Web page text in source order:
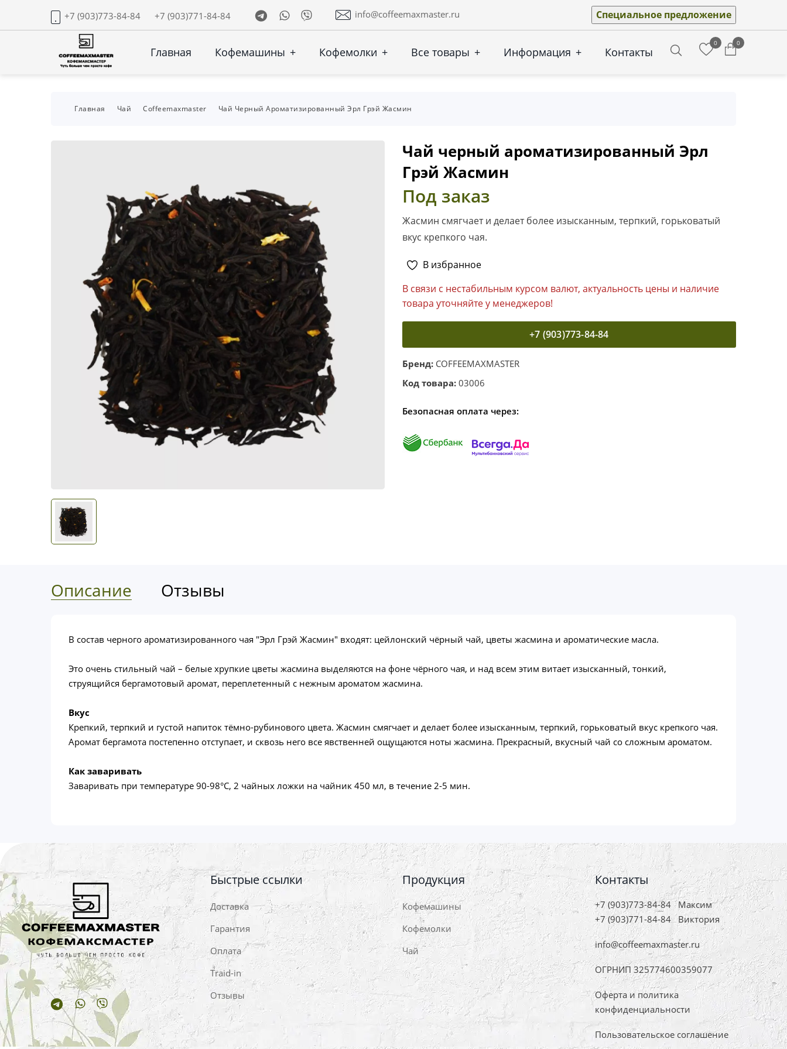
+7 (903)773-84-84 +7 (903)771-84-84 TelegramWhatsapp
Viber info@coffeemaxmaster.ru Специальное предложение
Главная Кофемашины + Кофемолки + Все товары + Информация + Контакты
0 0
Главная Чай Coffeemaxmaster Чай Черный Ароматизированный Эрл Грэй Жасмин
Чай черный ароматизированный Эрл
Грэй Жасмин
Под заказ
Жасмин смягчает и делает более изысканным, терпкий, горьковатый
вкус крепкого чая.
В избранное
В связи с нестабильным курсом валют, актуальность цены и наличие
товара уточняйте у менеджеров!
+7 (903)773-84-84
Бренд: COFFEEMAXMASTER
Код товара: 03006
Безопасная оплата через:
Описание Отзывы
В состав черного ароматизированного чая "Эрл Грэй Жасмин" входят: цейлонский чёрный чай, цветы жасмина и ароматические масла.
Это очень стильный чай – белые хрупкие цветы жасмина выделяются на фоне чёрного чая, и над всем этим витает изысканный, тонкий,
струящийся бергамотовый аромат, переплетенный с нежным ароматом жасмина.
Вкус
Крепкий, терпкий и густой напиток тёмно-рубинового цвета. Жасмин смягчает и делает более изысканным, терпкий, горьковатый вкус крепкого чая.
Аромат бергамота постепенно отступает, и сквозь него все явственней ощущаются ноты жасмина. Прекрасный, вкусный чай со сложным ароматом.
Как заваривать
Заваривать при температуре 90-98°C, 2 чайных ложки на чайник 450 мл, в течение 2-5 мин.
TelegramWhatsapp
Viber
Быстрые ссылки
Доставка
Гарантия
Оплата
Traid-in
Отзывы
Продукция
Кофемашины
Кофемолки
Чай
Контакты
+7 (903)773-84-84Максим
+7 (903)771-84-84Виктория
info@coffeemaxmaster.ru
ОГРНИП 325774600359077
Оферта и политика
конфиденциальности
Пользовательское соглашение